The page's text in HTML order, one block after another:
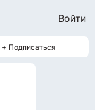
Войти
+ Подписаться